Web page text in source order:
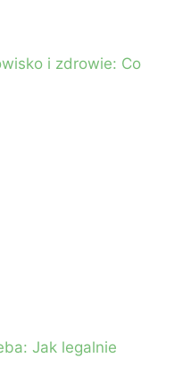
i zdrowie: Co
Jak legalnie